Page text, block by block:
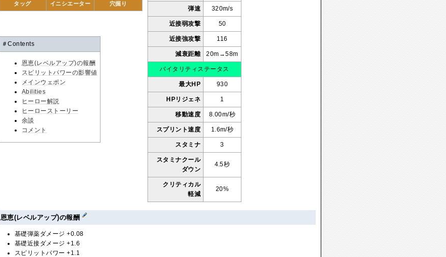
タッグ イニシエーター 穴掘り
＃Contents
恩恵(レベルアップ)の報酬
スピリットパワーの影響値
メインウェポン
Abilities
ヒーロー解説
ヒーローストーリー
余談
コメント
弾速 320m/s
近接弱攻撃 50
近接強攻撃 116
減衰距離 20m→58m
バイタリティステータス
最大HP 930
HPリジェネ 1
移動速度 8.00m/秒
スプリント速度 1.6m/秒
スタミナ 3
スタミナクール
ダウン
4.5秒
クリティカル
軽減
20%
恩恵(レベルアップ)の報酬
基礎弾薬ダメージ +0.08
基礎近接ダメージ +1.6
スピリットパワー +1.1